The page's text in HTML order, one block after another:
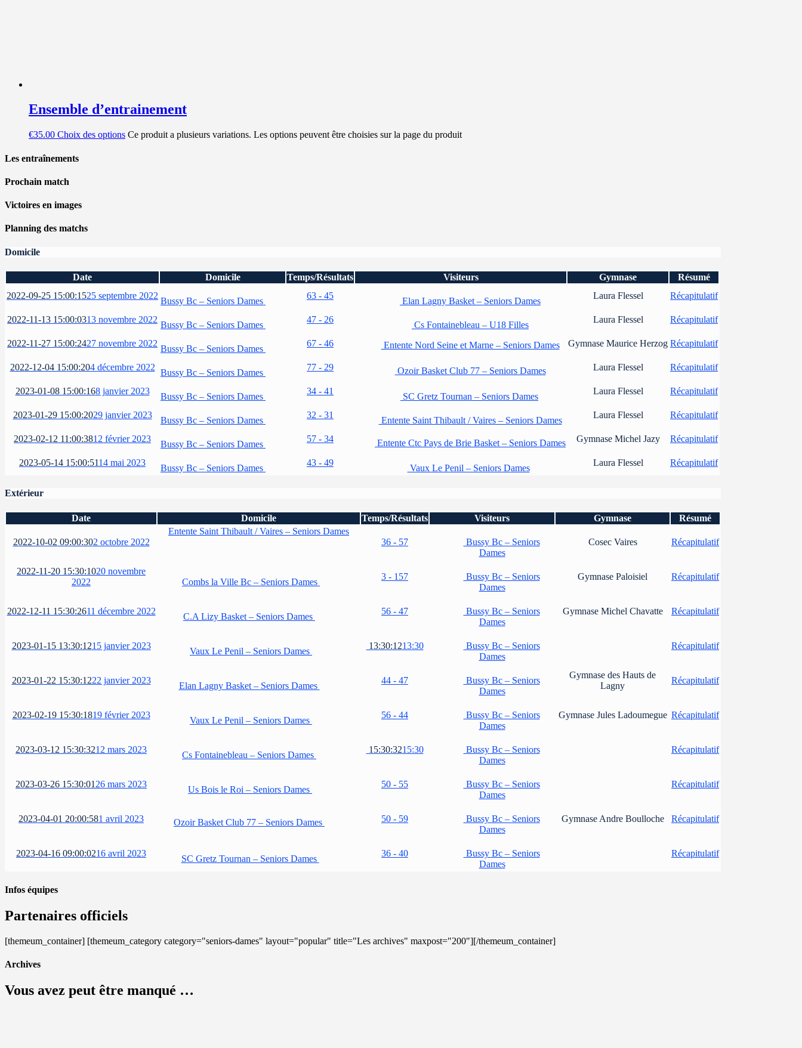
Ensemble d’entrainement
€35.00 Choix des options Ce produit a plusieurs variations. Les options peuvent être choisies sur la page du produit
Les entraînements
Prochain match
Victoires en images
Planning des matchs
Domicile
Date Domicile Temps/Résultats Visiteurs Gymnase
Résumé
2022-09-25 15:00:1525 septembre 2022
Bussy Bc – Seniors Dames
63 - 45
Elan Lagny Basket – Seniors Dames
Laura Flessel Récapitulatif
2022-11-13 15:00:0313 novembre 2022
Bussy Bc – Seniors Dames
47 - 26
Cs Fontainebleau – U18 Filles
Laura Flessel Récapitulatif
2022-11-27 15:00:2427 novembre 2022
Bussy Bc – Seniors Dames
67 - 46 Entente Nord Seine et Marne – Seniors Dames Gymnase Maurice Herzog Récapitulatif
2022-12-04 15:00:204 décembre 2022
Bussy Bc – Seniors Dames
77 - 29 Ozoir Basket Club 77 – Seniors Dames Laura Flessel Récapitulatif
2023-01-08 15:00:168 janvier 2023
Bussy Bc – Seniors Dames
34 - 41
SC Gretz Tournan – Seniors Dames
Laura Flessel Récapitulatif
2023-01-29 15:00:2029 janvier 2023
Bussy Bc – Seniors Dames
32 - 31
Entente Saint Thibault / Vaires – Seniors Dames
Laura Flessel Récapitulatif
2023-02-12 11:00:3812 février 2023
Bussy Bc – Seniors Dames
57 - 34 Entente Ctc Pays de Brie Basket – Seniors Dames Gymnase Michel Jazy Récapitulatif
2023-05-14 15:00:5114 mai 2023
Bussy Bc – Seniors Dames
43 - 49
Vaux Le Penil – Seniors Dames
Laura Flessel Récapitulatif
Extérieur
Date Domicile Temps/Résultats Visiteurs Gymnase Résumé
2022-10-02 09:00:302 octobre 2022
Entente Saint Thibault / Vaires – Seniors Dames
36 - 57
Bussy Bc – Seniors
Dames
Cosec Vaires Récapitulatif
2022-11-20 15:30:1020 novembre
2022
Combs la Ville Bc – Seniors Dames
3 - 157
Bussy Bc – Seniors
Dames
Gymnase Paloisiel Récapitulatif
2022-12-11 15:30:2611 décembre 2022
C.A Lizy Basket – Seniors Dames
56 - 47
Bussy Bc – Seniors
Dames
Gymnase Michel Chavatte Récapitulatif
2023-01-15 13:30:1215 janvier 2023
Vaux Le Penil – Seniors Dames
13:30:1213:30
Bussy Bc – Seniors
Dames
Récapitulatif
2023-01-22 15:30:1222 janvier 2023
Elan Lagny Basket – Seniors Dames
44 - 47
Bussy Bc – Seniors
Dames
Gymnase des Hauts de
Lagny
Récapitulatif
2023-02-19 15:30:1819 février 2023
Vaux Le Penil – Seniors Dames
56 - 44
Bussy Bc – Seniors
Dames
Gymnase Jules Ladoumegue Récapitulatif
2023-03-12 15:30:3212 mars 2023
Cs Fontainebleau – Seniors Dames
15:30:3215:30
Bussy Bc – Seniors
Dames
Récapitulatif
2023-03-26 15:30:0126 mars 2023
Us Bois le Roi – Seniors Dames
50 - 55
Bussy Bc – Seniors
Dames
Récapitulatif
2023-04-01 20:00:581 avril 2023 Ozoir Basket Club 77 – Seniors Dames 50 - 59
Bussy Bc – Seniors
Dames
Gymnase Andre Boulloche Récapitulatif
2023-04-16 09:00:0216 avril 2023
SC Gretz Tournan – Seniors Dames
36 - 40
Bussy Bc – Seniors
Dames
Récapitulatif
Infos équipes
Partenaires officiels
[themeum_container] [themeum_category category="seniors-dames" layout="popular" title="Les archives" maxpost="200"][/themeum_container]
Archives
Vous avez peut être manqué …